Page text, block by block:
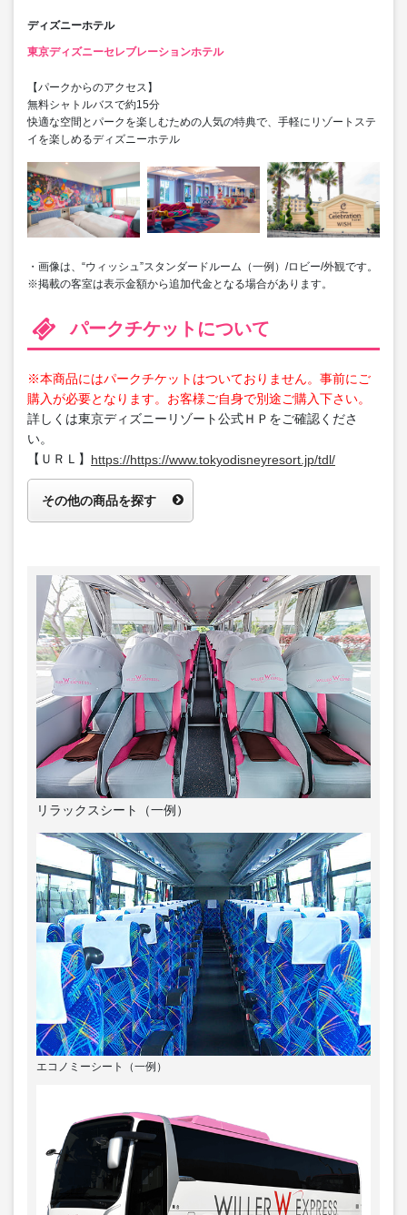
ディズニーホテル
東京ディズニーセレブレーションホテル
【パークからのアクセス】
無料シャトルバスで約15分
快適な空間とパークを楽しむための人気の特典で、手軽にリゾートステ
イを楽しめるディズニーホテル
・画像は、“ウィッシュ”スタンダードルーム（一例）/ロビー/外観です。
※掲載の客室は表示金額から追加代金となる場合があります。
パークチケットについて
※本商品にはパークチケットはついておりません。事前にご
購入が必要となります。お客様ご自身で別途ご購入下さい。
詳しくは東京ディズニーリゾート公式ＨＰをご確認くださ
い。
【ＵＲＬ】 https://https://www.tokyodisneyresort.jp/tdl/
その他の商品を探す
リラックスシート（一例）
エコノミーシート（一例）